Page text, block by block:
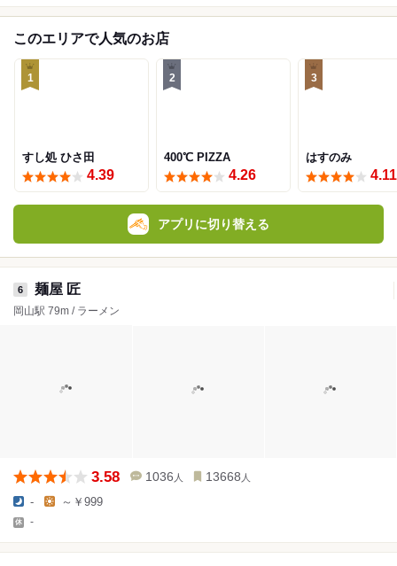
このエリアで人気のお店
1
すし処 ひさ田
4.39
2
400℃ PIZZA
4.26
3
はすのみ
4.11
アプリに切り替える
6 麺屋 匠
岡山駅 79m / ラーメン
3.58 1036 人 13668 人
- ～￥999
-